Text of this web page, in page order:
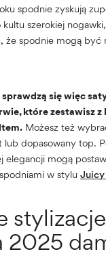
spodnie zyskują
szerokiej
że spodnie mogą być
się więc
które zestawisz
Możesz też
lub dopasowany top.
elegancji mogą
w stylu Juicy
2025